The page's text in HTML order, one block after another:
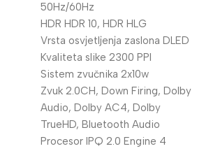
50Hz/60Hz
HDR HDR 10, HDR HLG
Vrsta osvjetljenja zaslona DLED
Kvaliteta slike 2300 PPI
Sistem zvučnika 2x10w
Zvuk 2.0CH, Down Firing, Dolby
Audio, Dolby AC4, Dolby
TrueHD, Bluetooth Audio
Procesor IPQ 2.0 Engine 4